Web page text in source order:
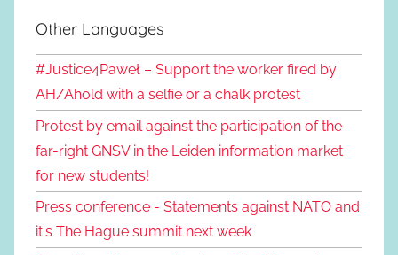
Other Languages
#Justice4Paweł – Support the worker fired by
AH/Ahold with a selfie or a chalk protest
Protest by email against the participation of the
far-right GNSV in the Leiden information market
for new students!
Press conference - Statements against NATO and
it's The Hague summit next week